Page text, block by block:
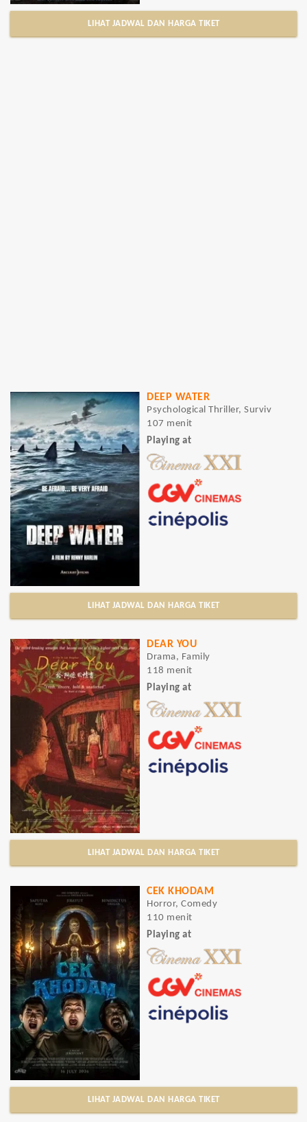
LIHAT JADWAL DAN HARGA TIKET
DEEP WATER
Psychological Thriller, Surviv
107 menit
Playing at
LIHAT JADWAL DAN HARGA TIKET
DEAR YOU
Drama, Family
118 menit
Playing at
LIHAT JADWAL DAN HARGA TIKET
CEK KHODAM
Horror, Comedy
110 menit
Playing at
LIHAT JADWAL DAN HARGA TIKET